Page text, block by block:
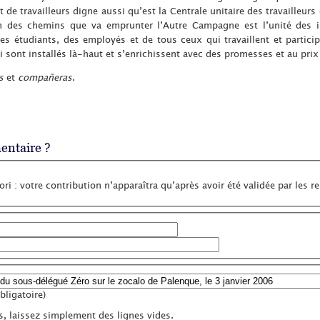
de travailleurs digne aussi qu’est la Centrale unitaire des
des chemins que va emprunter l’Autre Campagne est l’unité des
étudiants, des employés et de tous ceux qui travaillent et
sont installés là-haut et s’enrichissent avec des promesses et au
et compañeras.
?
: votre contribution n’apparaîtra qu’après avoir été validée par les
laissez simplement des lignes vides.